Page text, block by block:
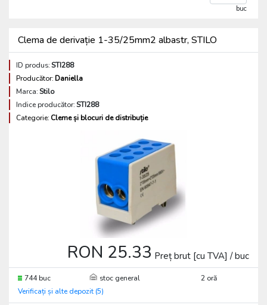
buc
Clema de derivație 1-35/25mm2 albastr, STILO
ID produs:STI288
Producător:Daniella
Marca:Stilo
Indice producător:STI288
Categorie: Cleme și blocuri de distribuție
RON 25.33 Preț brut [cu TVA] / buc
744 buc stoc general
2 oră
Verificați și alte depozit (5)